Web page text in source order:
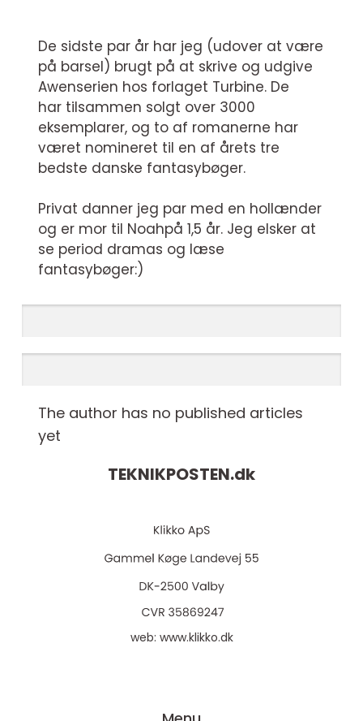
De sidste par år har jeg (udover at være
på barsel) brugt på at skrive og udgive
Awenserien hos forlaget Turbine. De
har tilsammen solgt over 3000
eksemplarer, og to af romanerne har
været nomineret til en af årets tre
bedste danske fantasybøger.
Privat danner jeg par med en hollænder
og er mor til Noahpå 1,5 år. Jeg elsker at
se period dramas og læse
fantasybøger:)
The author has no published articles
yet
TEKNIKPOSTEN.dk
web: www.klikko.dk